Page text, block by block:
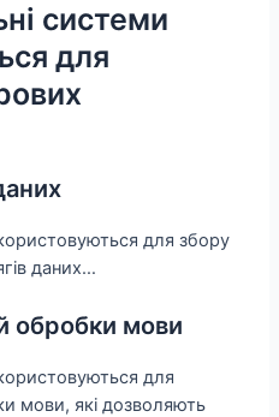
системи
для
для збору
даних…
обробки мови
для
мови, які дозволяють